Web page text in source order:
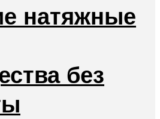
натяжные
без